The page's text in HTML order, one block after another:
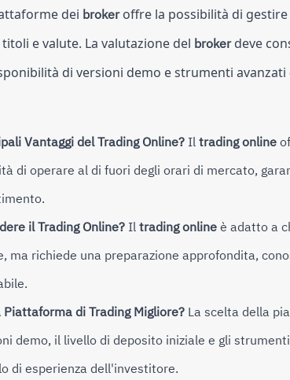
dei brokeroffre la possibilità di
e valute. La valutazione del brokerdeve
di versioni demo e strumenti avanzati
Vantaggi del Trading Online? Iltrading online
di operare al di fuori degli orari di mercato,
il Trading Online? Iltrading onlineè adatto a
ma richiede una preparazione approfondita,
Piattaforma di Trading Migliore? La scelta della
demo, il livello di deposito iniziale e gli
di esperienza dell'investitore.